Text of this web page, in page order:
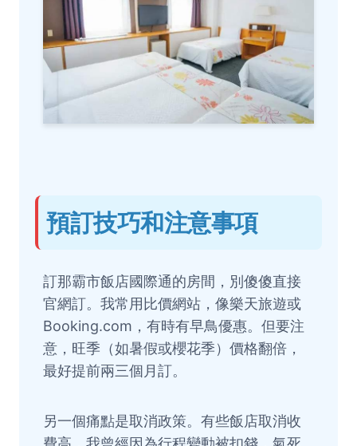
預訂技巧和注意事項
訂那霸市飯店國際通的房間，別傻傻直接
官網訂。我常用比價網站，像樂天旅遊或
Booking.com，有時有早鳥優惠。但要注
意，旺季（如暑假或櫻花季）價格翻倍，
最好提前兩三個月訂。
另一個痛點是取消政策。有些飯店取消收